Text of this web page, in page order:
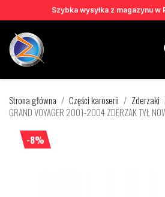
Szybka wysyłka z magazynu w
Strona główna Części karoserii Zderzaki
GRAND VOYAGER 2001-2004 ZDERZAK TYŁ
-8%